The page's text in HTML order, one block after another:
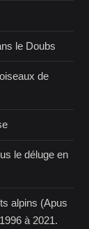
le Doubs
de
le déluge en
alpins (Apus
à 2021.